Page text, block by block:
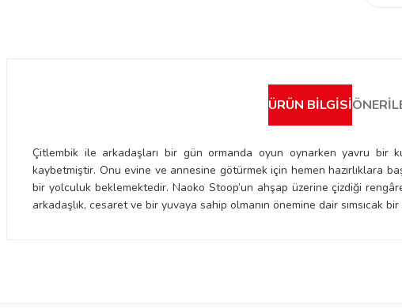
ÜRÜN BILGISI
Çitlembik ile arkadaşları bir gün ormanda oyun oynarken yavru bir
kaybetmiştir. Onu evine ve annesine götürmek için hemen hazırlıklara
bir yolculuk beklemektedir. Naoko Stoop’un ahşap üzerine çizdiği
arkadaşlık, cesaret ve bir yuvaya sahip olmanın önemine dair sımsıcak bir